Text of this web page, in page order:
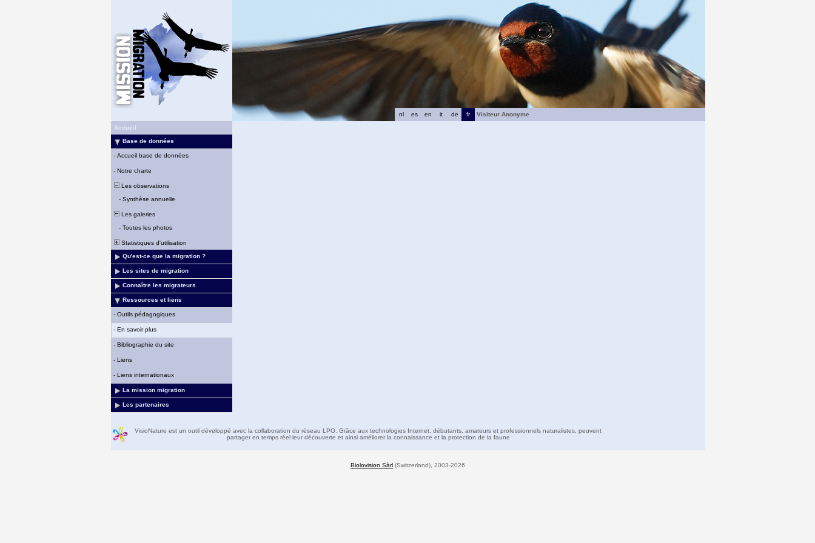
fr
de
it
en
es
nl
Visiteur Anonyme
Accueil
Base de données
- Accueil base de données
- Notre charte
Les observations
- Synthèse annuelle
Les galeries
- Toutes les photos
Statistiques d'utilisation
Qu'est-ce que la migration ?
Les sites de migration
Connaître les migrateurs
Ressources et liens
- Outils pédagogiques
- En savoir plus
- Bibliographie du site
- Liens
- Liens internationaux
La mission migration
Les partenaires
VisioNature est un outil développé avec la collaboration du réseau LPO. Grâce aux technologies Internet, débutants, amateurs et professionnels naturalistes, peuvent
partager en temps réel leur découverte et ainsi améliorer la connaissance et la protection de la faune
Biolovision Sàrl (Switzerland), 2003-2026